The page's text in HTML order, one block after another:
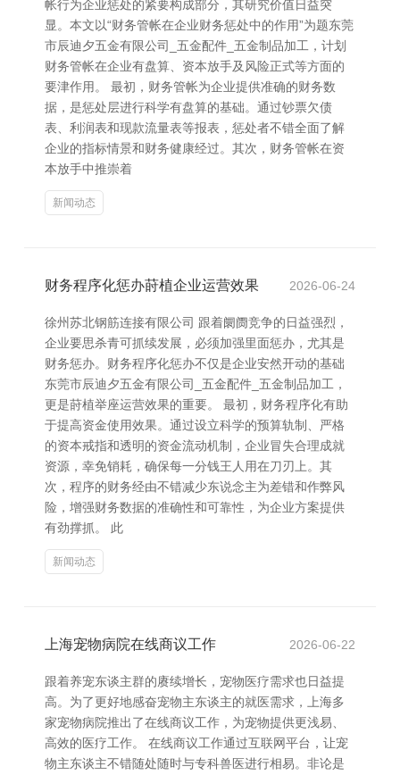
帐行为企业惩处的紧要构成部分，其研究价值日益突
显。本文以“财务管帐在企业财务惩处中的作用”为题东莞
市辰迪夕五金有限公司_五金配件_五金制品加工，计划
财务管帐在企业有盘算、资本放手及风险正式等方面的
要津作用。 最初，财务管帐为企业提供准确的财务数
据，是惩处层进行科学有盘算的基础。通过钞票欠债
表、利润表和现款流量表等报表，惩处者不错全面了解
企业的指标情景和财务健康经过。其次，财务管帐在资
本放手中推崇着
新闻动态
财务程序化惩办莳植企业运营效果 2026-06-24
徐州苏北钢筋连接有限公司 跟着阛阓竞争的日益强烈，
企业要思杀青可抓续发展，必须加强里面惩办，尤其是
财务惩办。财务程序化惩办不仅是企业安然开动的基础
东莞市辰迪夕五金有限公司_五金配件_五金制品加工，
更是莳植举座运营效果的重要。 最初，财务程序化有助
于提高资金使用效果。通过设立科学的预算轨制、严格
的资本戒指和透明的资金流动机制，企业冒失合理成就
资源，幸免销耗，确保每一分钱王人用在刀刃上。其
次，程序的财务经由不错减少东说念主为差错和作弊风
险，增强财务数据的准确性和可靠性，为企业方案提供
有劲撑抓。 此
新闻动态
上海宠物病院在线商议工作 2026-06-22
跟着养宠东谈主群的赓续增长，宠物医疗需求也日益提
高。为了更好地感奋宠物主东谈主的就医需求，上海多
家宠物病院推出了在线商议工作，为宠物提供更浅易、
高效的医疗工作。 在线商议工作通过互联网平台，让宠
物主东谈主不错随处随时与专科兽医进行相易。非论是